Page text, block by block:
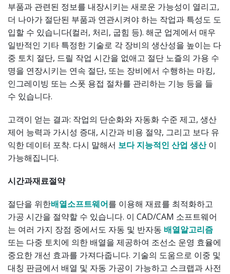
부품과 관련된 정보를 내장시키는 새로운 가능성이 열리고,
더 나아가 절단된 부품과 연관시켜야 하는 작업과 특성도 도
입할 수 있습니다(컬러, 처리, 굽힘 등). 해군 업계에서 매우
일반적인 기타 특정한 기술로 각 장비의 생산성을 높이는 다
중 토치 절단, 드릴 작업 시간을 없애고 절단 노즐의 가용 수
명을 연장시키는 연속 절단, 또는 장비에서 수행하는 마킹,
인그레이빙 또는 스폿 용접 절차를 관리하는 기능 등을 들
수 있습니다.
고객이 얻는 결과: 작업의 단순화와 자동화 수준 제고, 생산
제어 능력과 가시성 증대, 시간과 비용 절약, 그리고 보다 유
익한 데이터 포착. 다시 말해서 보다 지능적인 산업 생산이
가능해집니다.
시간과재료절약
절단을 위한배열소프트웨어를 이용해 재료를 최적화하고
가공 시간을 절약할 수 있습니다. 이 CAD/CAM 소프트웨어
는 여러 가지 장점 중에서도 자동 및 반자동 배열알고리즘
또는 다중 토치에 의한 배열을 제공하여 조선소 운영 효율에
중요한 개선 효과를 가져다줍니다. 기술의 도움으로 이중 및
대칭 판금에서 배열 및 자동 가공이 가능하고 스크랩과 사전